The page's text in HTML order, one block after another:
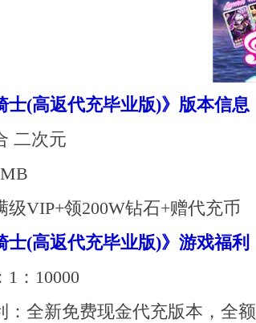
士(高返代充毕业版)》版本信息
二次元
级VIP+领200W钻石+赠代充币
士(高返代充毕业版)》游戏福利
1：10000
全新免费现金代充版本，全